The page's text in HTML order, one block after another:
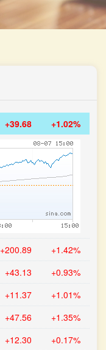
+39.68 +1.02%
+200.89 +1.42%
+43.13 +0.93%
+11.37 +1.01%
+47.56 +1.35%
+12.30 +0.17%